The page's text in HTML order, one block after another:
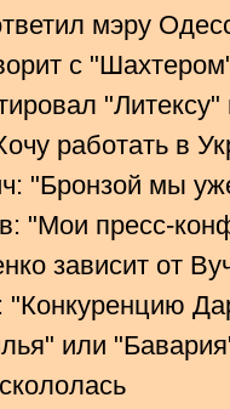
мэру
с
работать в
"Бронзой мы
"Мои пресс-
зависит от
или